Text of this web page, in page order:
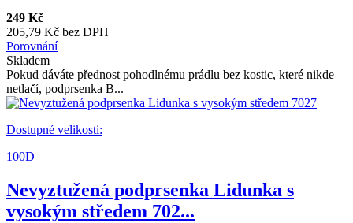
249 Kč
205,79 Kč bez DPH
Porovnání
Skladem
Pokud dáváte přednost pohodlnému prádlu bez kostic, které nikde
netlačí, podprsenka B...
Dostupné velikosti:
100D
Nevyztužená podprsenka Lidunka s
vysokým středem 702...